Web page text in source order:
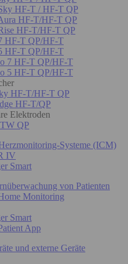
HF-T / HF-T QP
HF-T/HF-T QP
HF-T/HF-T QP
HF-T QP/HF-T
HF-T QP/HF-T
7 HF-T QP/HF-T
5 HF-T QP/HF-T
HF-T/HF-T QP
HF-T/QP
Elektroden
QP
Systeme (ICM)
IV
Smart
von Patienten
Monitoring
Smart
App
und externe Geräte